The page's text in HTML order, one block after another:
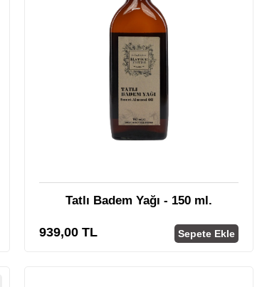
Tatlı Badem Yağı - 150 ml.
939,00 TL Sepete Ekle